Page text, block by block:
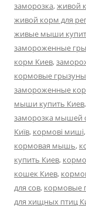
заморозка,живой
живой корм для
живые мыши
замороженные
корм Киев,
кормовые
замороженные
мыши купить Киев,
заморозка мышей
Київ, кормові миші,
кормовая мышь,
купить Киев,
кошек Киев,
для сов, кормовые
для хищных птиц